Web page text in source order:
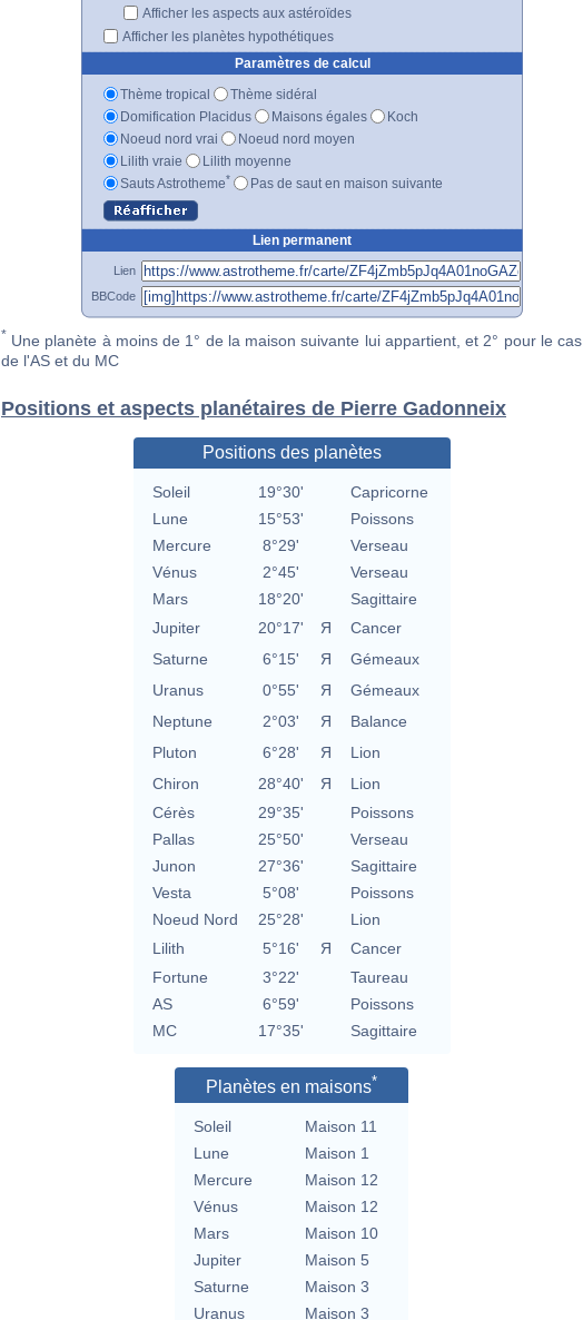
Afficher les aspects aux astéroïdes
Afficher les planètes hypothétiques
Paramètres de calcul
Thème tropical
Thème sidéral
Domification Placidus
Maisons égales
Koch
Noeud nord vrai
Noeud nord moyen
Lilith vraie
Lilith moyenne
Sauts Astrotheme* Pas de saut en maison suivante
Lien permanent
Lien
BBCode
* Une planète à moins de 1° de la maison suivante lui appartient, et 2° pour le cas
de l'AS et du MC
Positions et aspects planétaires de Pierre Gadonneix
Positions des planètes
Soleil 19°30'
Capricorne
Lune
15°53'
Poissons
Mercure
8°29'
Verseau
Vénus
2°45'
Verseau
Mars
18°20'
Sagittaire
Jupiter
20°17' Я
Cancer
Saturne
6°15' Я
Gémeaux
Uranus
0°55' Я
Gémeaux
Neptune
2°03' Я
Balance
Pluton
6°28' Я
Lion
Chiron
28°40' Я
Lion
Cérès
29°35'
Poissons
Pallas
25°50'
Verseau
Junon
27°36'
Sagittaire
Vesta
5°08'
Poissons
Noeud Nord
25°28'
Lion
Lilith
5°16' Я
Cancer
Fortune
3°22'
Taureau
AS
6°59'
Poissons
MC
17°35' Sagittaire
Planètes en maisons*
Soleil
Maison 11
Lune
Maison 1
Mercure
Maison 12
Vénus
Maison 12
Mars
Maison 10
Jupiter
Maison 5
Saturne
Maison 3
Uranus
Maison 3